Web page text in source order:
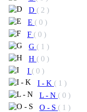
D ( 2 )
E ( 0 )
F ( 0 )
G ( 1 )
H ( 0 )
I ( 0 )
I - K ( 1 )
L - N ( 0 )
O - S ( 1 )